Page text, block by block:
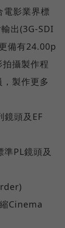
電影業界標
出(3G-SDI
備有24.00p
攝製作程
製作更多
鏡頭及EF
PL鏡頭及
Cinema